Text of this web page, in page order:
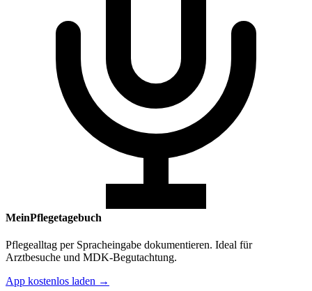
MeinPflegetagebuch
Pflegealltag per Spracheingabe dokumentieren. Ideal für
Arztbesuche und MDK-Begutachtung.
App kostenlos laden →